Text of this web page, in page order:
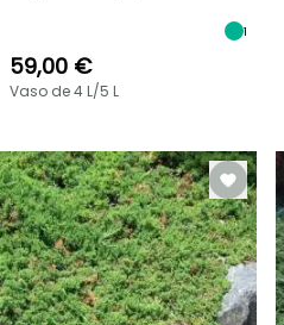
1
59,00 €
Vaso de 4 L/5 L